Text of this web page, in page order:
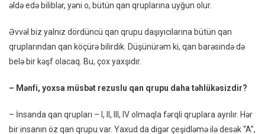
əldə edə biliblər, yəni o, bütün qan qruplarına uyğun olur.
Əvvəl biz yalnız dördüncü qan qrupu daşıyıcılarına bütün qan
qruplarından qan köçürə bilirdik. Düşünürəm ki, qan barəsində də
belə bir kəşf olacaq. Bu, çox yaxşıdır.
– Mənfi, yoxsa müsbət rezuslu qan qrupu daha təhlükəsizdir?
– İnsanda qan qrupları – I, II, III, IV olmaqla fərqli qruplara ayrılır. Hər
bir insanın öz qan qrupu var. Yaxud da digər çeşidləmə ilə desək “A”,